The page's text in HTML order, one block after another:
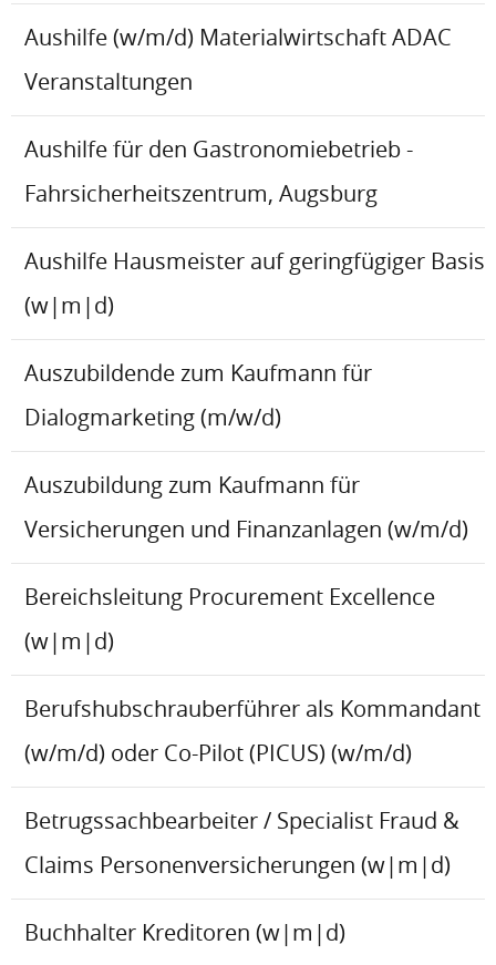
Aushilfe (w/m/d) Materialwirtschaft ADAC
Veranstaltungen
Aushilfe für den Gastronomiebetrieb -
Fahrsicherheitszentrum, Augsburg
Aushilfe Hausmeister auf geringfügiger Basis
(w|m|d)
Auszubildende zum Kaufmann für
Dialogmarketing (m/w/d)
Auszubildung zum Kaufmann für
Versicherungen und Finanzanlagen (w/m/d)
Bereichsleitung Procurement Excellence
(w|m|d)
Berufshubschrauberführer als Kommandant
(w/m/d) oder Co-Pilot (PICUS) (w/m/d)
Betrugssachbearbeiter / Specialist Fraud &
Claims Personenversicherungen (w|m|d)
Buchhalter Kreditoren (w|m|d)